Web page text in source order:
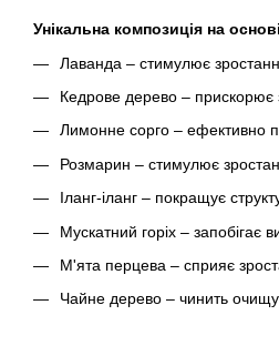
Унікальна композиція на
Лаванда – стимулює
Кедрове дерево – прискорює
Лимонне сорго – ефективно
Розмарин – стимулює
Іланг-іланг – покращує
Мускатний горіх – запобігає
М'ята перцева – сприяє
Чайне дерево – чинить